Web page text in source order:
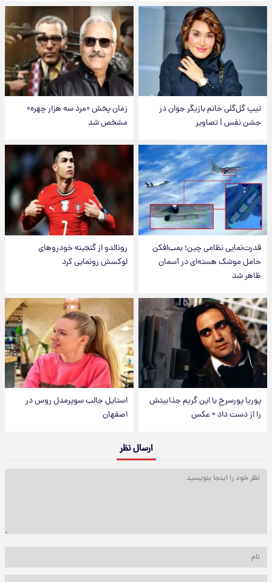
تیپ گل‌گلی خانم بازیگر جوان در
جشن نفس | تصاویر
زمان پخش «مرد سه هزار چهره»
مشخص شد
قدرت‌نمایی نظامی چین؛ بمب‌افکن
حامل موشک هسته‌ای در آسمان
ظاهر شد
رونالدو از گنجینه خودروهای
لوکسش رونمایی کرد
پوریا پورسرخ با این گریم جذابیتش
را از دست داد + عکس
استایل جالب سوپرمدل روس در
اصفهان
ارسال نظر